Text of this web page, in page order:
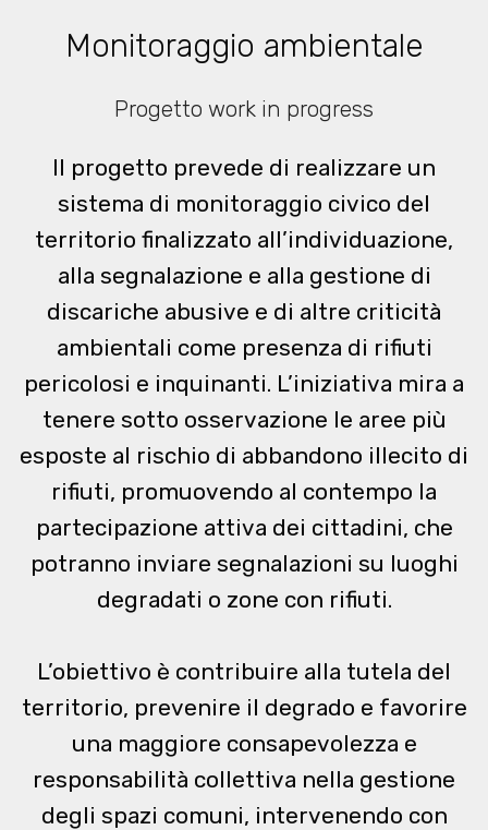
Monitoraggio ambientale
Progetto work in progress
Il progetto prevede di realizzare un
sistema di monitoraggio civico del
territorio finalizzato all’individuazione,
alla segnalazione e alla gestione di
discariche abusive e di altre criticità
ambientali come presenza di rifiuti
pericolosi e inquinanti. L’iniziativa mira a
tenere sotto osservazione le aree più
esposte al rischio di abbandono illecito di
rifiuti, promuovendo al contempo la
partecipazione attiva dei cittadini, che
potranno inviare segnalazioni su luoghi
degradati o zone con rifiuti.
L’obiettivo è contribuire alla tutela del
territorio, prevenire il degrado e favorire
una maggiore consapevolezza e
responsabilità collettiva nella gestione
degli spazi comuni, intervenendo con